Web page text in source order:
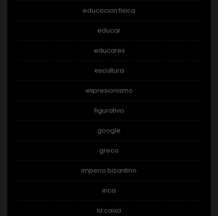
educacion fisica
educar
educarex
escultura
expresionismo
figurativo
google
greco
imperio bizantino
inca
la caixa